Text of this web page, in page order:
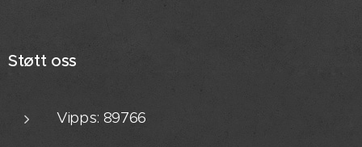
Støtt oss
Vipps: 89766